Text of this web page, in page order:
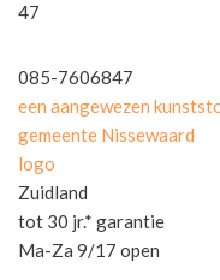
47
085-7606847
een aangewezen
gemeente Nissewaard
logo
Zuidland
tot 30 jr.* garantie
Ma-Za 9/17 open